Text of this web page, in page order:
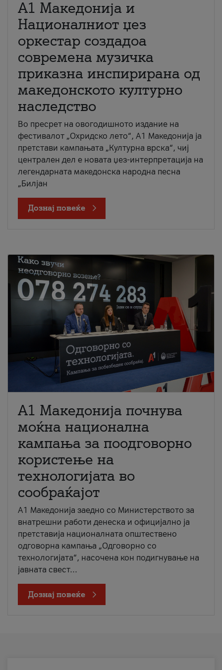
А1 Македонија и
Националниот џез
оркестар создадоа
современа музичка
приказна инспирирана од
македонското културно
наследство
Во пресрет на овогодишното издание на
фестивалот „Охридско лето“, А1 Македонија ја
претстави кампањата „Културна врска“, чиј
централен дел е новата џез-интерпретација на
легендарната македонска народна песна
„Билјан
Дознај повеќе
A1 Македонија почнува
моќна национална
кампања за поодговорно
користење на
технологијата во
сообраќајот
A1 Македонија заедно со Министерството за
внатрешни работи денеска и официјално ја
претставија националната општествено
одговорна кампања „Одговорно со
технологијата“, насочена кон подигнување на
јавната свест...
Дознај повеќе